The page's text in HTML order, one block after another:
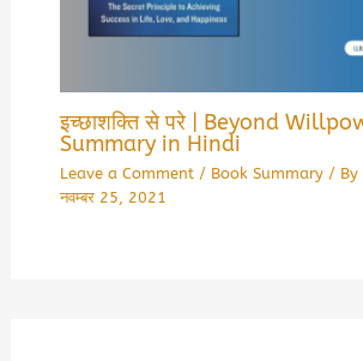
इच्छाशक्ति से परे | Beyond
Summary in Hindi
Leave a Comment / Book Summary/ By
नवम्बर 25, 2021